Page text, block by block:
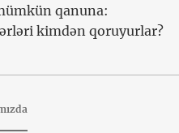
qanuna:
kimdən qoruyurlar?